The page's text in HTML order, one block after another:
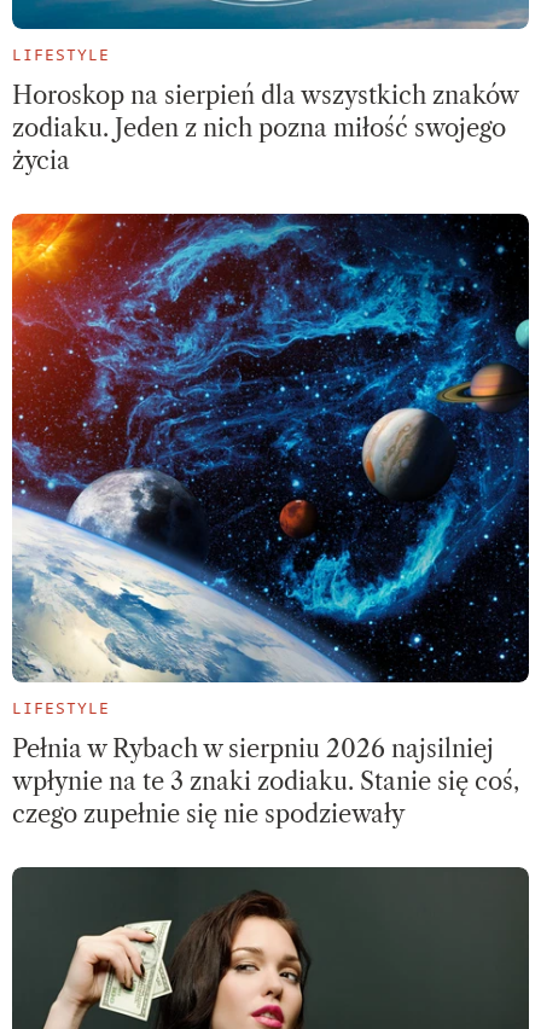
LIFESTYLE
Horoskop na sierpień dla wszystkich znaków
zodiaku. Jeden z nich pozna miłość swojego
życia
LIFESTYLE
Pełnia w Rybach w sierpniu 2026 najsilniej
wpłynie na te 3 znaki zodiaku. Stanie się coś,
czego zupełnie się nie spodziewały